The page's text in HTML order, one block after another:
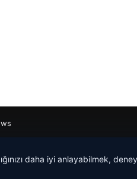
daha iyi anlayabilmek,